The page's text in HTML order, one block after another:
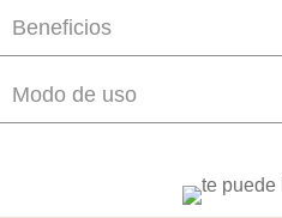
Beneficios
Modo de uso